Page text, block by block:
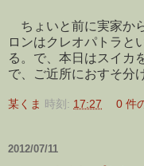
ちょいと前に実家か
ロンはクレオパトラと
る。で、本日はスイカ
で、ご近所におすそ分
某くま 時刻: 17:27 0 件
2012/07/11